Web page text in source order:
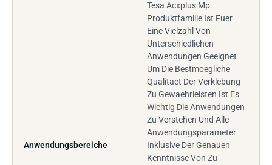
Anwendungsbereiche
Tesa Acxplus Mp
Produktfamilie Ist Fuer
Eine Vielzahl Von
Unterschiedlichen
Anwendungen Geeignet
Um Die Bestmoegliche
Qualitaet Der Verklebung
Zu Gewaehrleisten Ist Es
Wichtig Die Anwendungen
Zu Verstehen Und Alle
Anwendungsparameter
Inklusive Der Genauen
Kenntnisse Von Zu